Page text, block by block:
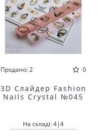
Продано: 2 0
3D Слайдер Fashion
Nails Crystal №045
На складі: 4|4